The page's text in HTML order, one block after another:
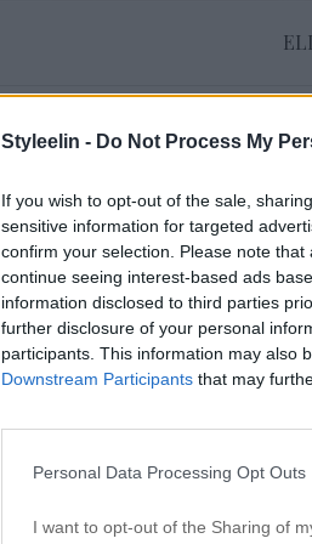
Styleelin - Do Not Process My
If you wish to opt-out of the sale,
sensitive information for targeted
confirm your selection. Please note
continue seeing interest-based ads
information disclosed to third parties
further disclosure of your personal
participants. This information may also
Downstream Participants that may
Personal Data Processing Opt Outs
I want to opt-out of the Sharing of
DEN NYA
9 november
Innehåller
längtat
– och nu
hårband är